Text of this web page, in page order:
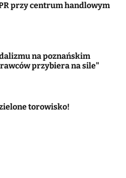
przy centrum handlowym
na poznańskim
przybiera na sile"
torowisko!